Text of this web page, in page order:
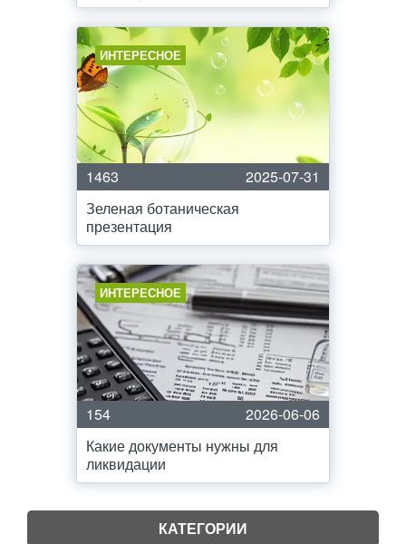
ИНТЕРЕСНОЕ
1463
2025-07-31
Зеленая ботаническая
презентация
ИНТЕРЕСНОЕ
154
2026-06-06
Какие документы нужны для
ликвидации
КАТЕГОРИИ